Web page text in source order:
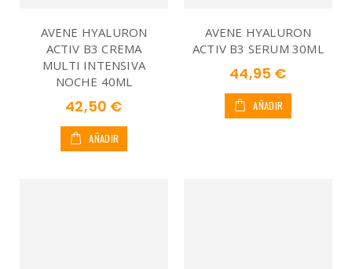
AVENE HYALURON
ACTIV B3 CREMA
MULTI INTENSIVA
NOCHE 40ML
42,50 €
AÑADIR
AVENE HYALURON
ACTIV B3 SERUM 30ML
44,95 €
AÑADIR